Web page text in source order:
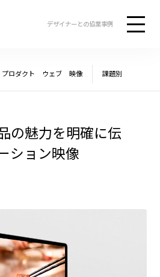
デザイナーとの協業事例
プロダクト ウェブ 映像 課題別
の魅力を明確に伝
ション映像